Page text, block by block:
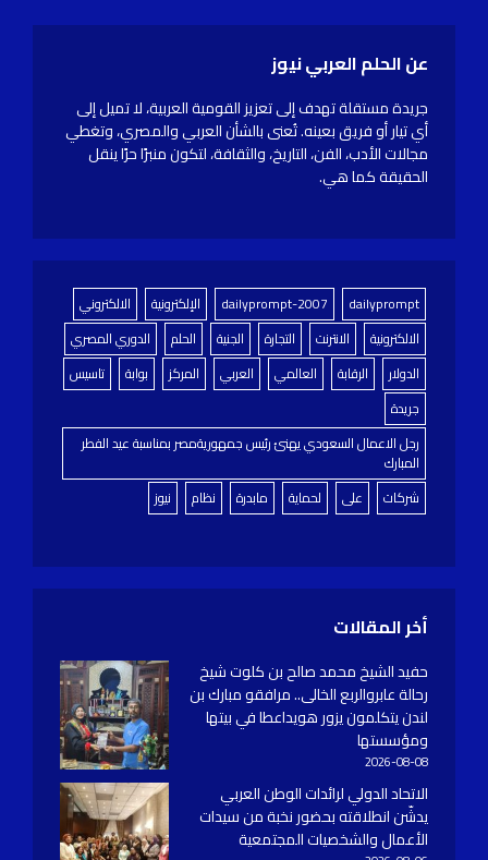
عن الحلم العربي نيوز
جريدة مستقلة تهدف إلى تعزيز القومية العربية، لا تميل إلى
أي تيار أو فريق بعينه. تُعنى بالشأن العربي والمصري، وتغطي
مجالات الأدب، الفن، التاريخ، والثقافة، لتكون منبرًا حرًا ينقل
الحقيقة كما هي.
dailyprompt
dailyprompt-2007 الإلكترونية
الالكتروني
الالكترونية
الانترنت التجارة الجنية الحلم
الدوري المصري
الدولار
الرقابة العالمي العربي المركز بوابة
تاسيس
جريدة
رجل الاعمال السعودي يهنئ رئيس جمهوريةمصر بمناسبة عيد الفطر
المبارك
شركات
على لحماية مابدرة نظام نيوز
أخر المقالات
حفيد الشيخ محمد صالح بن كلوت شيخ
رحالة عابروالربع الخالى.. مرافقو مبارك بن
لندن يتكلمون يزور هويداعطا في بيتها
ومؤسستها
2026-08-08
الاتحاد الدولي لرائدات الوطن العربي
يدشّن انطلاقته بحضور نخبة من سيدات
الأعمال والشخصيات المجتمعية